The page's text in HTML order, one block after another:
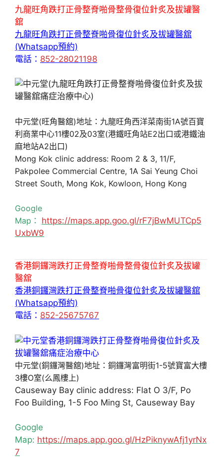
九龍旺角跌打正骨整脊啪骨整骨復位針炙及拔罐醫
舘
九龍旺角跌打正骨整脊啪骨復位針炙及拔罐醫舘
(Whatsapp預約)
電話： 852-28021198
中元堂(旺角醫舘)地址：九龍旺角西洋菜南街1A號百寶
利商業中心11樓02及03室(港鐵旺角站E2出口或港鐵油
麻地站A2出口)
Mong Kok clinic address: Room 2 & 3, 11/F,
Pakpolee Commercial Centre, 1A Sai Yeung Choi
Street South, Mong Kok, Kowloon, Hong Kong
Google
Map： https://maps.app.goo.gl/rF7jBwMUTCp5
UxbW9
香港銅鑼灣跌打正骨整脊啪骨整骨復位針炙及拔罐
醫舘
香港銅鑼灣跌打正骨整脊啪骨復位針炙及拔罐醫舘
(Whatsapp預約)
電話： 852-25675767
中元堂(銅鑼灣醫舘)地址：銅鑼灣富明街1-5號寶富大樓
3樓O室(么鳳樓上)
Causeway Bay clinic address: Flat O 3/F, Po
Foo Building, 1-5 Foo Ming St, Causeway Bay
Google
Map: https://maps.app.goo.gl/HzPiknywAfj1yrNx
7